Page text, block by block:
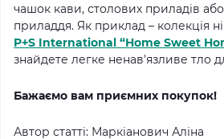
чашок кави, столових приладів
приладдя. Як приклад – колекція
P+S International “Home Sweet
знайдете легке ненав'язливе тло
Бажаємо вам приємних покупок!
Автор статті: Маркіанович Аліна